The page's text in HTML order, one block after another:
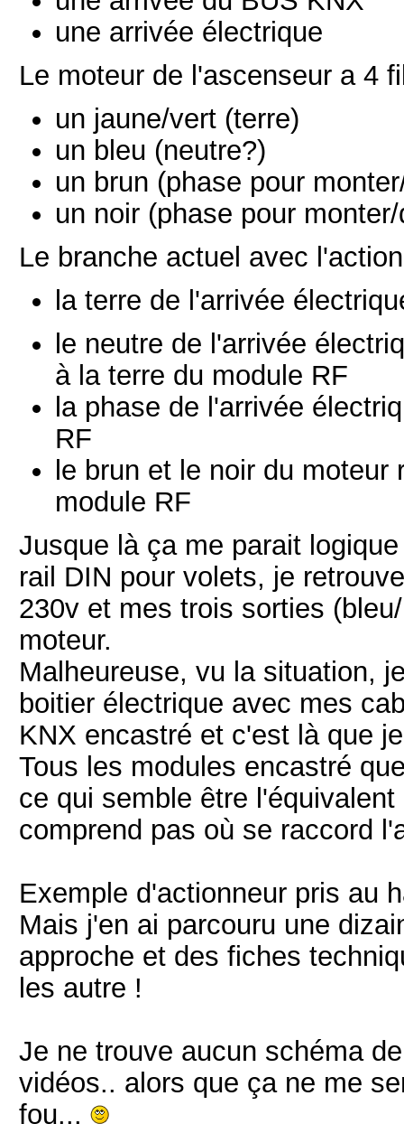
une arrivée électrique
Le moteur de l'ascenseur a 4
un jaune/vert (terre)
un bleu (neutre?)
un brun (phase pour
un noir (phase pour
Le branche actuel avec
la terre de l'arrivée
le neutre de l'arrivée
à la terre du module RF
la phase de l'arrivée
RF
le brun et le noir du
module RF
Jusque là ça me parait
rail DIN pour volets, je
230v et mes trois sorties
moteur.
Malheureuse, vu la situation,
boitier électrique avec mes
KNX encastré et c'est là que
Tous les modules encastré
ce qui semble être
comprend pas où se raccord
Exemple d'actionneur pris au
Mais j'en ai parcouru une
approche et des fiches
les autre !
Je ne trouve aucun schéma
vidéos.. alors que ça ne me
fou...